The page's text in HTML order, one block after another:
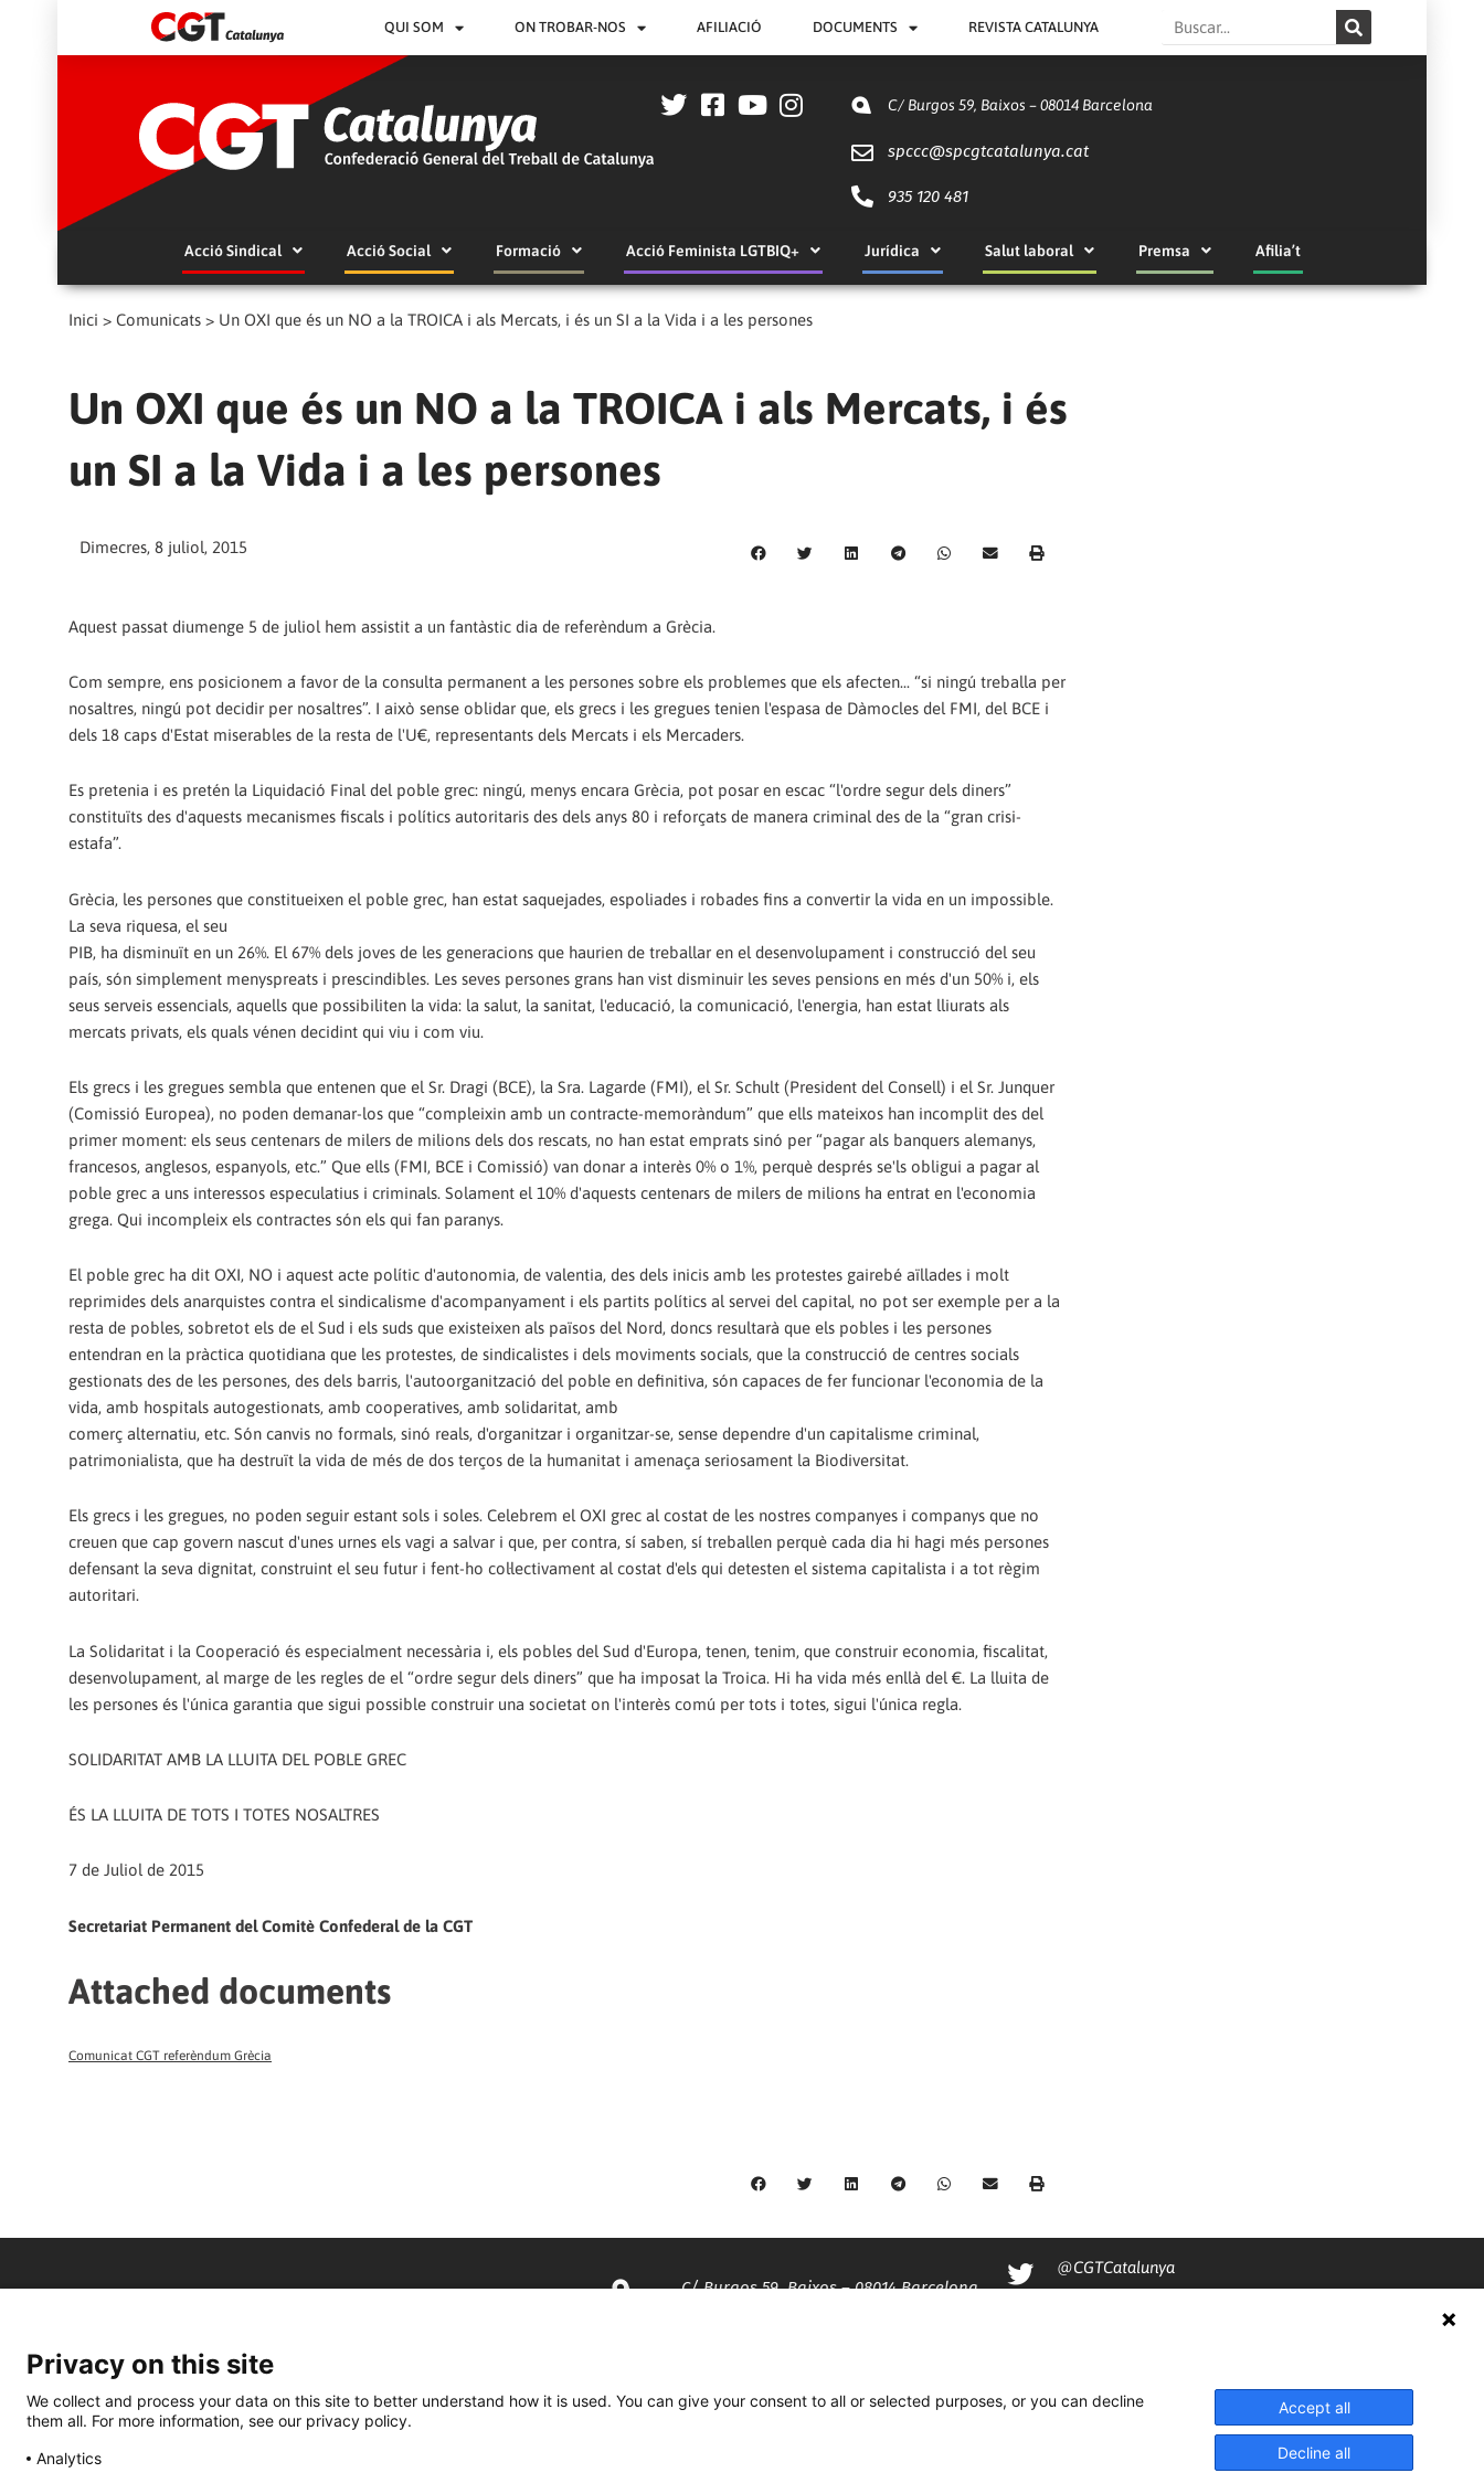
QUI SOM ON TROBAR-NOS AFILIACIÓ DOCUMENTS REVISTA CATALUNYA Search
C/ Burgos 59, Baixos – 08014 Barcelona
spccc@spcgtcatalunya.cat
935 120 481
Acció Sindical Acció Social Formació Acció Feminista LGTBIQ+ Jurídica Salut laboral Premsa Afilia’t
Inici > Comunicats > Un OXI que és un NO a la TROICA i als Mercats, i és un SI a la Vida i a les persones
Un OXI que és un NO a la TROICA i als Mercats, i és
un SI a la Vida i a les persones
Dimecres, 8 juliol, 2015
Aquest passat diumenge 5 de juliol hem assistit a un fantàstic dia de referèndum a Grècia.
Com sempre, ens posicionem a favor de la consulta permanent a les persones sobre els problemes que els afecten... “si ningú treballa per
nosaltres, ningú pot decidir per nosaltres”. I això sense oblidar que, els grecs i les gregues tenien l'espasa de Dàmocles del FMI, del BCE i
dels 18 caps d'Estat miserables de la resta de l'U€, representants dels Mercats i els Mercaders.
Es pretenia i es pretén la Liquidació Final del poble grec: ningú, menys encara Grècia, pot posar en escac “l'ordre segur dels diners”
constituïts des d'aquests mecanismes fiscals i polítics autoritaris des dels anys 80 i reforçats de manera criminal des de la “gran crisi-
estafa”.
Grècia, les persones que constitueixen el poble grec, han estat saquejades, espoliades i robades fins a convertir la vida en un impossible.
La seva riquesa, el seu
PIB, ha disminuït en un 26%. El 67% dels joves de les generacions que haurien de treballar en el desenvolupament i construcció del seu
país, són simplement menyspreats i prescindibles. Les seves persones grans han vist disminuir les seves pensions en més d'un 50% i, els
seus serveis essencials, aquells que possibiliten la vida: la salut, la sanitat, l'educació, la comunicació, l'energia, han estat lliurats als
mercats privats, els quals vénen decidint qui viu i com viu.
Els grecs i les gregues sembla que entenen que el Sr. Dragi (BCE), la Sra. Lagarde (FMI), el Sr. Schult (President del Consell) i el Sr. Junquer
(Comissió Europea), no poden demanar-los que “compleixin amb un contracte-memoràndum” que ells mateixos han incomplit des del
primer moment: els seus centenars de milers de milions dels dos rescats, no han estat emprats sinó per “pagar als banquers alemanys,
francesos, anglesos, espanyols, etc.” Que ells (FMI, BCE i Comissió) van donar a interès 0% o 1%, perquè després se'ls obligui a pagar al
poble grec a uns interessos especulatius i criminals. Solament el 10% d'aquests centenars de milers de milions ha entrat en l'economia
grega. Qui incompleix els contractes són els qui fan paranys.
El poble grec ha dit OXI, NO i aquest acte polític d'autonomia, de valentia, des dels inicis amb les protestes gairebé aïllades i molt
reprimides dels anarquistes contra el sindicalisme d'acompanyament i els partits polítics al servei del capital, no pot ser exemple per a la
resta de pobles, sobretot els de el Sud i els suds que existeixen als països del Nord, doncs resultarà que els pobles i les persones
entendran en la pràctica quotidiana que les protestes, de sindicalistes i dels moviments socials, que la construcció de centres socials
gestionats des de les persones, des dels barris, l'autoorganització del poble en definitiva, són capaces de fer funcionar l'economia de la
vida, amb hospitals autogestionats, amb cooperatives, amb solidaritat, amb
comerç alternatiu, etc. Són canvis no formals, sinó reals, d'organitzar i organitzar-se, sense dependre d'un capitalisme criminal,
patrimonialista, que ha destruït la vida de més de dos terços de la humanitat i amenaça seriosament la Biodiversitat.
Els grecs i les gregues, no poden seguir estant sols i soles. Celebrem el OXI grec al costat de les nostres companyes i companys que no
creuen que cap govern nascut d'unes urnes els vagi a salvar i que, per contra, sí saben, sí treballen perquè cada dia hi hagi més persones
defensant la seva dignitat, construint el seu futur i fent-ho col·lectivament al costat d'els qui detesten el sistema capitalista i a tot règim
autoritari.
La Solidaritat i la Cooperació és especialment necessària i, els pobles del Sud d'Europa, tenen, tenim, que construir economia, fiscalitat,
desenvolupament, al marge de les regles de el “ordre segur dels diners” que ha imposat la Troica. Hi ha vida més enllà del €. La lluita de
les persones és l'única garantia que sigui possible construir una societat on l'interès comú per tots i totes, sigui l'única regla.
SOLIDARITAT AMB LA LLUITA DEL POBLE GREC
ÉS LA LLUITA DE TOTS I TOTES NOSALTRES
7 de Juliol de 2015
Secretariat Permanent del Comitè Confederal de la CGT
Attached documents
Comunicat CGT referèndum Grècia
C/ Burgos 59, Baixos – 08014 Barcelona
@CGTCatalunya
Privacy on this site
We collect and process your data on this site to better understand how it is used. You can give your consent to all or selected purposes, or you can decline
them all. For more information, see our privacy policy.
Analytics
Accept all
Decline all